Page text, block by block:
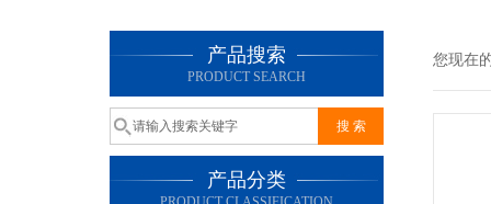
产品搜索
PRODUCT SEARCH
产品分类
您现在